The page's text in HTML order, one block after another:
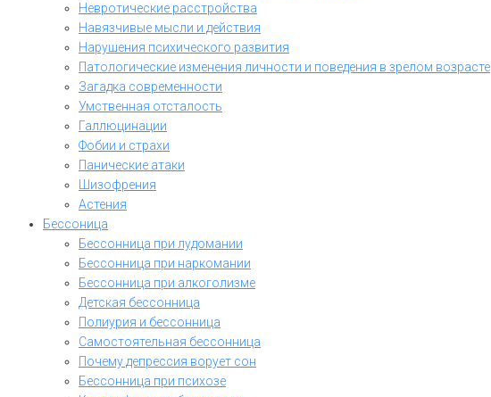
Невротические расстройства
Навязчивые мысли и действия
Нарушения психического развития
Патологические изменения личности и поведения в зрелом возрасте
Загадка современности
Умственная отсталость
Галлюцинации
Фобии и страхи
Панические атаки
Шизофрения
Астения
Бессоница
Бессонница при лудомании
Бессонница при наркомании
Бессонница при алкоголизме
Детская бессонница
Полиурия и бессонница
Самостоятельная бессонница
Почему депрессия ворует сон
Бессонница при психозе